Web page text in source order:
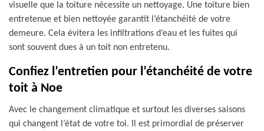
visuelle que la toiture nécessite un nettoyage. Une toiture bien
entretenue et bien nettoyée garantit l’étanchéité de votre
demeure. Cela évitera les infiltrations d’eau et les fuites qui
sont souvent dues à un toit non entretenu.
Confiez l’entretien pour l’étanchéité de votre
toit à Noe
Avec le changement climatique et surtout les diverses saisons
qui changent l’état de votre toi. Il est primordial de préserver